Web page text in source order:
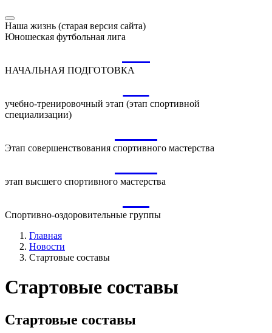
Наша жизнь (старая версия сайта)
Юношеская футбольная лига
НАЧАЛЬНАЯ ПОДГОТОВКА
учебно-тренировочный этап (этап спортивной
специализации)
Этап совершенствования спортивного мастерства
этап высшего спортивного мастерства
Спортивно-оздоровительные группы
Главная
Новости
Стартовые составы
Стартовые составы
Стартовые составы